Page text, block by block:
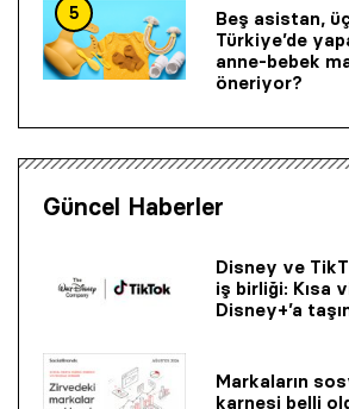
5
Beş asistan,
Türkiye’de
anne-bebek
öneriyor?
Güncel Haberler
Disney ve
iş birliği: Kısa
Disney+’a
Markaların
karnesi belli